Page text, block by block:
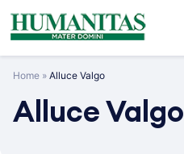
Skip
to
Home » Alluce Valgo
Alluce Valgo